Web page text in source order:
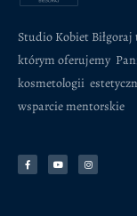
Studio Kobiet
którym oferujemy
kosmetologii
wsparcie mentorskie
c
e
b
u
t
u
s
t
a